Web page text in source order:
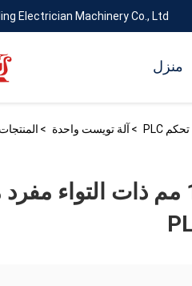
Electrician Machinery Co., Ltd.
منزل
المنتجات > آلة تويست واحدة >
آلة بكرة سحب 1250 مم ذات التواء